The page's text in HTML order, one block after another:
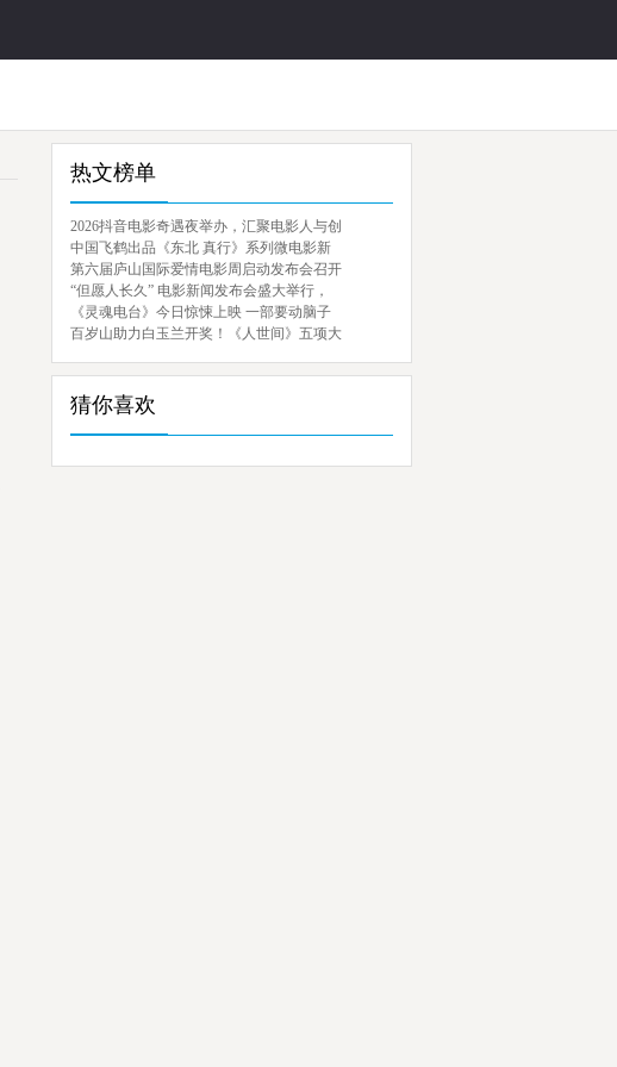
热文榜单
2026抖音电影奇遇夜举办，汇聚电影人与创
中国飞鹤出品《东北 真行》系列微电影新
第六届庐山国际爱情电影周启动发布会召开
“但愿人长久” 电影新闻发布会盛大举行，
《灵魂电台》今日惊悚上映 一部要动脑子
百岁山助力白玉兰开奖！《人世间》五项大
猜你喜欢